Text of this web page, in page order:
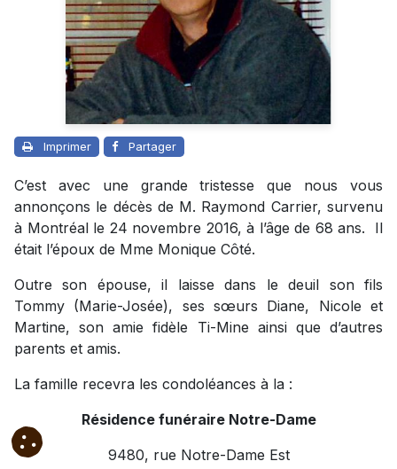
Imprimer Partager
C’est avec une grande tristesse que nous vous
annonçons le décès de M. Raymond Carrier, survenu
à Montréal le 24 novembre 2016, à l’âge de 68 ans. Il
était l’époux de Mme Monique Côté.
Outre son épouse, il laisse dans le deuil son fils
Tommy (Marie-Josée), ses sœurs Diane, Nicole et
Martine, son amie fidèle Ti-Mine ainsi que d’autres
parents et amis.
La famille recevra les condoléances à la :
Résidence funéraire Notre-Dame
9480, rue Notre-Dame Est